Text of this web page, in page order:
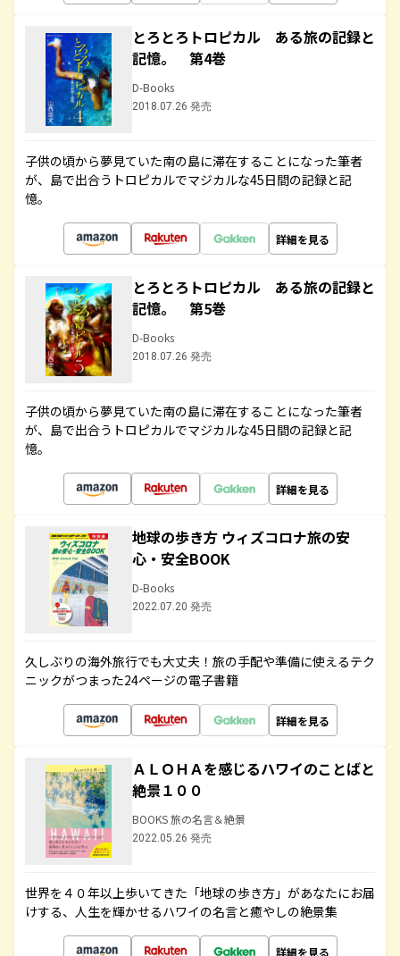
とろとろトロピカル ある旅の記録と
記憶。 第4巻
D-Books
2018.07.26 発売
子供の頃から夢見ていた南の島に滞在することになった筆者
が、島で出合うトロピカルでマジカルな45日間の記録と記
憶。
詳細を見る
とろとろトロピカル ある旅の記録と
記憶。 第5巻
D-Books
2018.07.26 発売
子供の頃から夢見ていた南の島に滞在することになった筆者
が、島で出合うトロピカルでマジカルな45日間の記録と記
憶。
詳細を見る
地球の歩き方 ウィズコロナ旅の安
心・安全BOOK
D-Books
2022.07.20 発売
久しぶりの海外旅行でも大丈夫！旅の手配や準備に使えるテク
ニックがつまった24ページの電子書籍
詳細を見る
ＡＬＯＨＡを感じるハワイのことばと
絶景１００
BOOKS 旅の名言＆絶景
2022.05.26 発売
世界を４０年以上歩いてきた「地球の歩き方」があなたにお届
けする、人生を輝かせるハワイの名言と癒やしの絶景集
詳細を見る